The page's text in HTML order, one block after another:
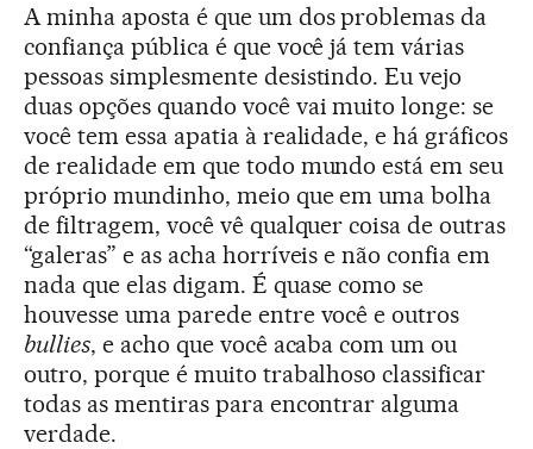
A minha aposta é que um dos problemas da
confiança pública é que você já tem várias
pessoas simplesmente desistindo. Eu vejo
duas opções quando você vai muito longe: se
você tem essa apatia à realidade, e há gráficos
de realidade em que todo mundo está em seu
próprio mundinho, meio que em uma bolha
de filtragem, você vê qualquer coisa de outras
“galeras” e as acha horríveis e não confia em
nada que elas digam. É quase como se
houvesse uma parede entre você e outros
bullies, e acho que você acaba com um ou
outro, porque é muito trabalhoso classificar
todas as mentiras para encontrar alguma
verdade.